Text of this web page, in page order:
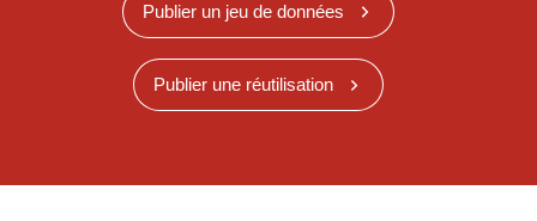
Publier un jeu de données
Publier une réutilisation